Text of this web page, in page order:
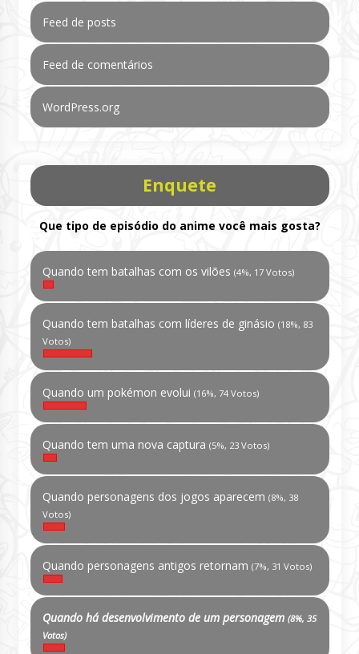
Feed de posts
Feed de comentários
WordPress.org
Enquete
Que tipo de episódio do anime você mais gosta?
Quando tem batalhas com os vilões (4%, 17 Votos)
Quando tem batalhas com líderes de ginásio (18%, 83
Votos)
Quando um pokémon evolui (16%, 74 Votos)
Quando tem uma nova captura (5%, 23 Votos)
Quando personagens dos jogos aparecem (8%, 38
Votos)
Quando personagens antigos retornam (7%, 31 Votos)
Quando há desenvolvimento de um personagem (8%, 35
Votos)